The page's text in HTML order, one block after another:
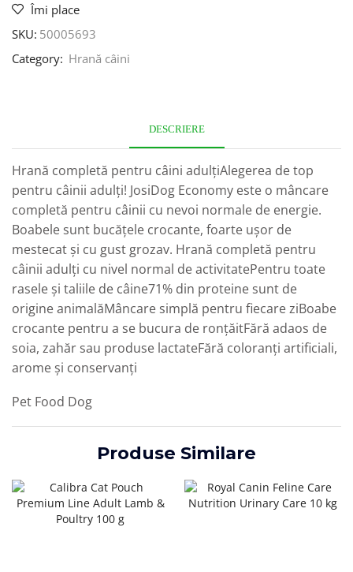
Îmi place
SKU: 50005693
Category: Hrană câini
DESCRIERE
Hrană completă pentru câini adulțiAlegerea de top
pentru câinii adulți! JosiDog Economy este o mâncare
completă pentru câinii cu nevoi normale de energie.
Boabele sunt bucățele crocante, foarte ușor de
mestecat și cu gust grozav. Hrană completă pentru
câinii adulți cu nivel normal de activitatePentru toate
rasele și taliile de câine71% din proteine sunt de
origine animalăMâncare simplă pentru fiecare ziBoabe
crocante pentru a se bucura de ronțăitFără adaos de
soia, zahăr sau produse lactateFără coloranți artificiali,
arome și conservanți
Pet Food Dog
Produse Similare